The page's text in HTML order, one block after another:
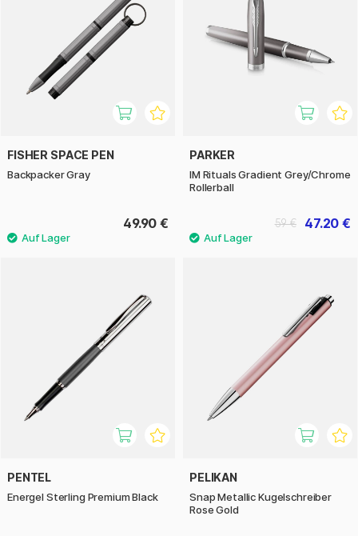
FISHER SPACE PEN
Backpacker Gray
49.90 €
PARKER
IM Rituals Gradient Grey/Chrome
Rollerball
47.20 €
59 €
PENTEL
Energel Sterling Premium Black
PELIKAN
Snap Metallic Kugelschreiber
Rose Gold